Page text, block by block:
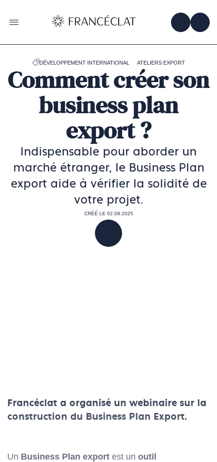
la
page
de
OBTENIR
DÉVELOPPEMENT INTERNATIONAL ATELIERS EXPORT
Comment créer son
business plan
export ?
Indispensable pour aborder un
marché étranger, le Business Plan
export aide à vérifier la solidité de
votre projet.
CRÉÉ LE 02.09.2025
PARTAGER
Francéclat a organisé un webinaire sur la
construction du Business Plan Export.
Un Business Plan export est un outil